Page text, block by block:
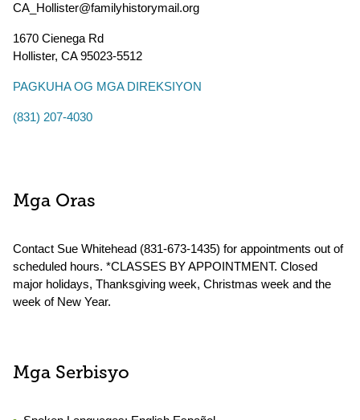
CA_Hollister@familyhistorymail.org
1670 Cienega Rd
Hollister, CA95023-5512
PAGKUHA OG MGA DIREKSIYON
(831) 207-4030
Mga Oras
Contact Sue Whitehead (831-673-1435) for appointments out of
scheduled hours. *CLASSES BY APPOINTMENT. Closed
major holidays, Thanksgiving week, Christmas week and the
week of New Year.
Mga Serbisyo